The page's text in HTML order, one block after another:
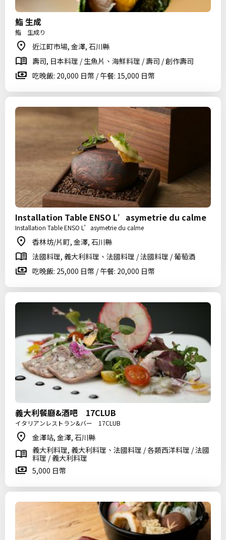
鮨 生成
鮨 生成り
近江町市場, 金澤, 石川縣
壽司, 日本料理 / 生魚片、海鮮料理 / 壽司 / 創作壽司
吃晚飯: 20,000 日幣 / 午餐: 15,000 日幣
Installation Table ENSO L’asymetrie du calme
Installation Table ENSO L’asymetrie du calme
香林坊/片町, 金澤, 石川縣
法國料理, 義大利料理、法國料理 / 法國料理 / 葡萄酒
吃晚飯: 25,000 日幣 / 午餐: 20,000 日幣
義大利餐廳&酒吧 17CLUB
イタリアンレストラン&バー 17CLUB
金澤站, 金澤, 石川縣
義大利料理, 義大利料理、法國料理 / 各類西洋料理 / 法國
料理 / 義大利料理
5,000 日幣